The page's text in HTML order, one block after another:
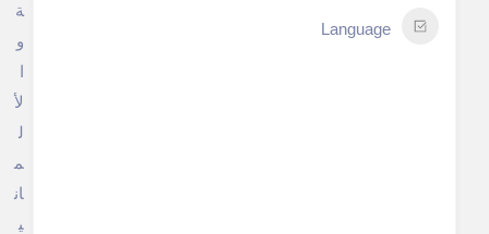
Language
ة
و
ا
لأ
ل
م
ان
ي